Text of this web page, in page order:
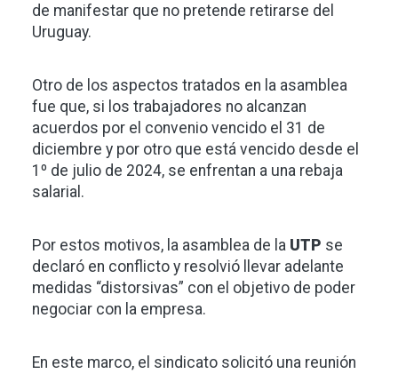
de manifestar que no pretende retirarse del
Uruguay.
Otro de los aspectos tratados en la asamblea
fue que, si los trabajadores no alcanzan
acuerdos por el convenio vencido el 31 de
diciembre y por otro que está vencido desde el
1º de julio de 2024, se enfrentan a una rebaja
salarial.
Por estos motivos, la asamblea de la UTP se
declaró en conflicto y resolvió llevar adelante
medidas “distorsivas” con el objetivo de poder
negociar con la empresa.
En este marco, el sindicato solicitó una reunión